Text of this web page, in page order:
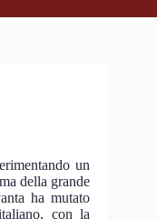
un
della grande
ha mutato
con la